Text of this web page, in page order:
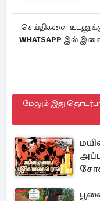
செய்திகளை
WHATSAPP இல்
மேலும் இது